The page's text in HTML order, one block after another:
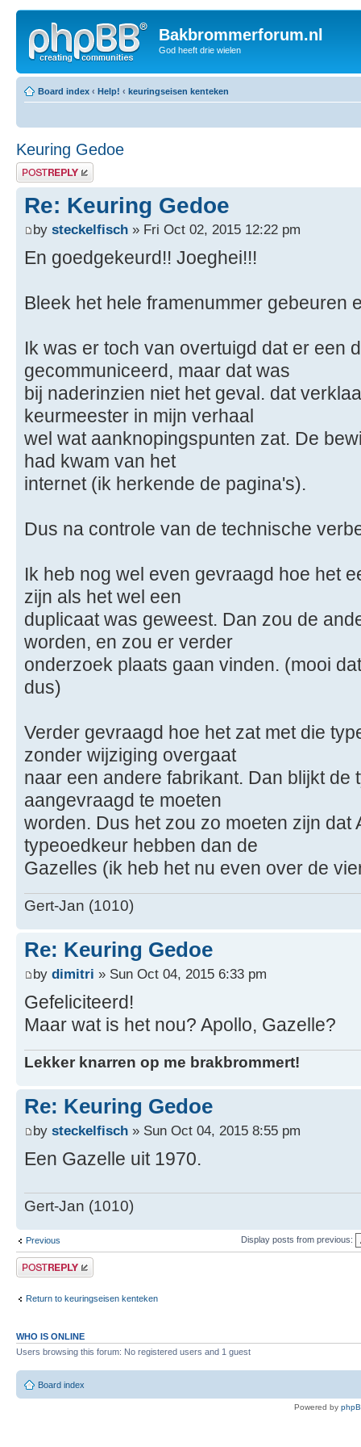
Bakbrommerforum.nl
God heeft drie wielen
Board index ‹ Help! ‹ keuringseisen kenteken
Keuring Gedoe
Post a reply
Re: Keuring Gedoe
by steckelfisch » Fri Oct 02, 2015 12:22 pm
En goedgekeurd!! Joeghei!!!
Bleek het hele framenummer gebeuren
Ik was er toch van overtuigd dat er een
gecommuniceerd, maar dat was
bij naderinzien niet het geval. dat
keurmeester in mijn verhaal
wel wat aanknopingspunten zat. De
had kwam van het
internet (ik herkende de pagina's).
Dus na controle van de technische
Ik heb nog wel even gevraagd hoe het
zijn als het wel een
duplicaat was geweest. Dan zou de
worden, en zou er verder
onderzoek plaats gaan vinden. (mooi
dus)
Verder gevraagd hoe het zat met die
zonder wijziging overgaat
naar een andere fabrikant. Dan blijkt de
aangevraagd te moeten
worden. Dus het zou zo moeten zijn dat
typeoedkeur hebben dan de
Gazelles (ik heb het nu even over de
Gert-Jan (1010)
Re: Keuring Gedoe
by dimitri » Sun Oct 04, 2015 6:33 pm
Gefeliciteerd!
Maar wat is het nou? Apollo, Gazelle?
Lekker knarren op me brakbrommert!
Re: Keuring Gedoe
by steckelfisch » Sun Oct 04, 2015 8:55 pm
Een Gazelle uit 1970.
Gert-Jan (1010)
Previous Display posts from previous:
Post a reply
Return to keuringseisen kenteken
WHO IS ONLINE
Users browsing this forum: No registered users and 1 guest
Board index
Powered by